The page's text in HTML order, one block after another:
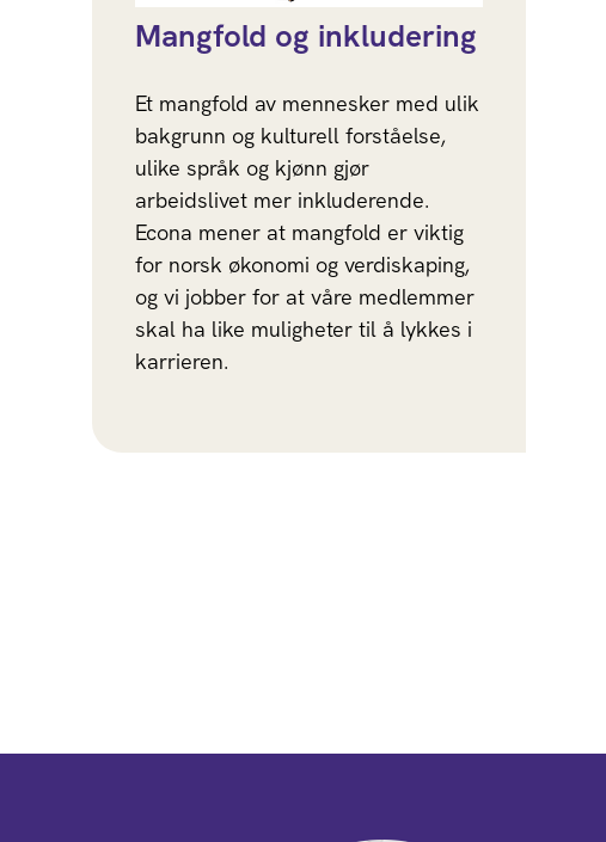
Mangfold og inkludering
Et mangfold av mennesker med ulik
bakgrunn og kulturell forståelse,
ulike språk og kjønn gjør
arbeidslivet mer inkluderende.
Econa mener at mangfold er viktig
for norsk økonomi og verdiskaping,
og vi jobber for at våre medlemmer
skal ha like muligheter til å lykkes i
karrieren.